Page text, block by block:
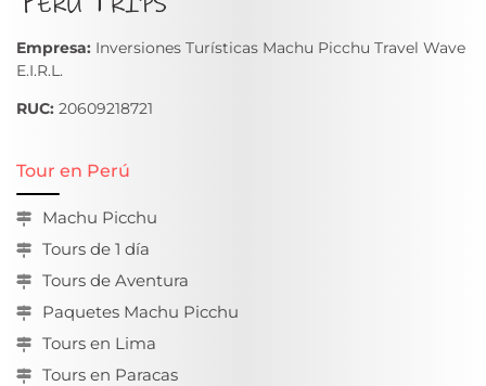
Empresa: Inversiones Turísticas Machu Picchu Travel Wave
E.I.R.L.
RUC: 20609218721
Tour en Perú
Machu Picchu
Tours de 1 día
Tours de Aventura
Paquetes Machu Picchu
Tours en Lima
Tours en Paracas